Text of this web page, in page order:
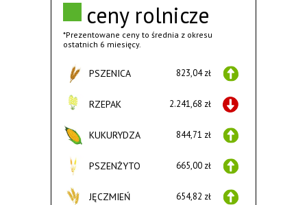
ceny rolnicze
*Prezentowane ceny to średnia z okresu
ostatnich 6 miesięcy.
PSZENICA 823,04 zł
RZEPAK 2.241,68 zł
KUKURYDZA 844,71 zł
PSZENŻYTO 665,00 zł
JĘCZMIEŃ 654,82 zł